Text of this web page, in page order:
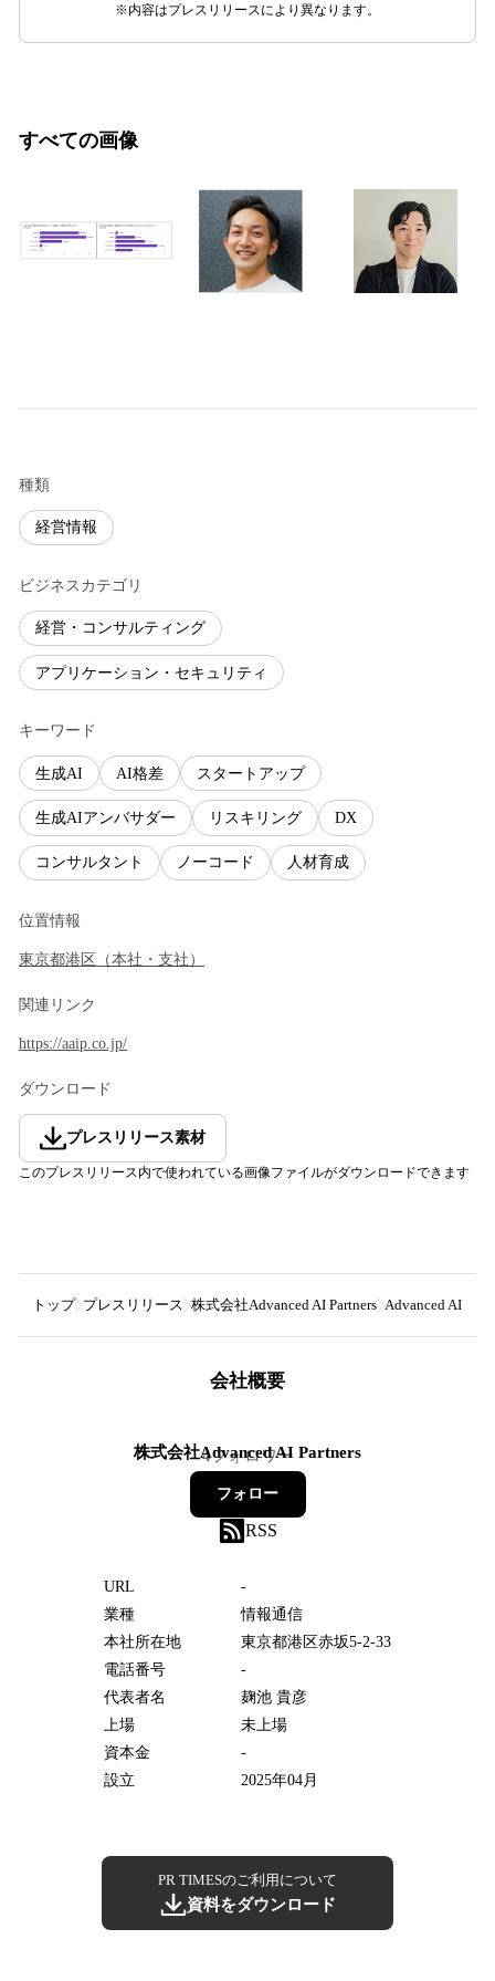
※内容はプレスリリースにより異なります。
すべての画像
種類
経営情報
ビジネスカテゴリ
経営・コンサルティング
アプリケーション・セキュリティ
キーワード
生成AI AI格差 スタートアップ
生成AIアンバサダー リスキリング DX
コンサルタント ノーコード 人材育成
位置情報
東京都港区 （本社・支社 ）
関連リンク
https://aaip.co.jp/
ダウンロード
プレスリリース素材
このプレスリリース内で使われている画像ファイルがダウンロードできます
トップ プレスリリース 株式会社Advanced AI Partners Advanced AI
会社概要
株式会社Advanced AI Partners
4フォロワー
フォロー
RSS
URL
-
業種
情報通信
本社所在地
東京都港区赤坂5-2-33
電話番号
-
代表者名
麹池 貴彦
上場
未上場
資本金
-
設立
2025年04月
PR TIMESのご利用について
資料をダウンロード